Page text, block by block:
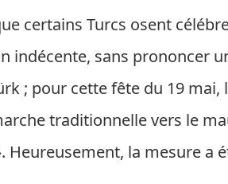
certains Turcs osent
indécente, sans prononcer
; pour cette fête du 19 mai,
traditionnelle vers le
Heureusement, la mesure a